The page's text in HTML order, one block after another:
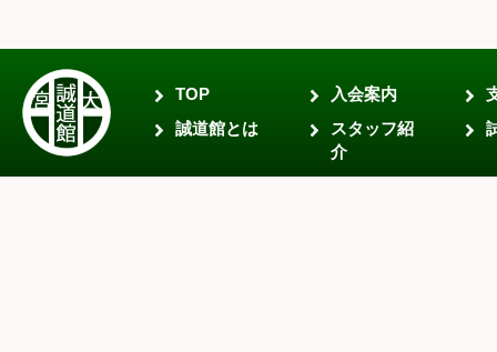
TOP
誠道館とは
入会案内
スタッフ紹
介